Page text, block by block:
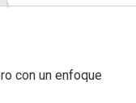
con un enfoque